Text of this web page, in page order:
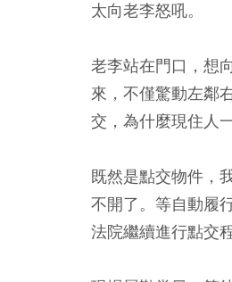
太向老李怒吼。
老李站在門口，想
來，不僅驚動左鄰
交，為什麼現住人
既然是點交物件，
不開了。等自動履
法院繼續進行點交程